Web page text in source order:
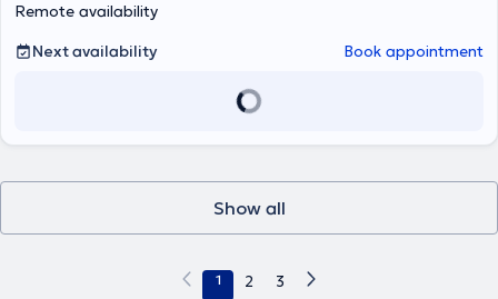
is achieved.
Remote availability
Next availability
Book appointment
Show all
1 2 3